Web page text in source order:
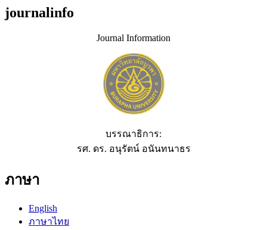
journalinfo
Journal Information
บรรณาธิการ:
รศ. ดร. อนุรัตน์ อนันทนาธร
ภาษา
English
ภาษาไทย